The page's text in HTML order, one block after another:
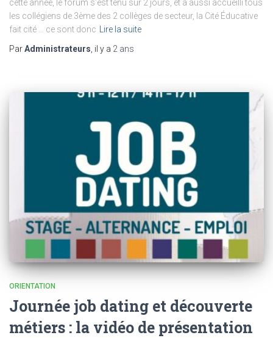
cette année, le forum s’est tenu sur 2 jours, et a aussi accueilli tous
les collégiens de 3ème des 2 collèges de secteur, la Cité Éducative
fait cité … ce sont donc Lire la suite
ParAdministrateurs, il y a 2 ans
ORIENTATION
Journée job dating et découverte
métiers : la vidéo de présentation